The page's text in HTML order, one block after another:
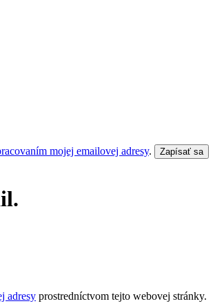
mojej emailovej adresy. Zapísať sa
adresy prostredníctvom tejto webovej stránky.